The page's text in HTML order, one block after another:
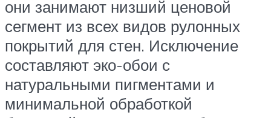
они занимают низший ценовой
сегмент из всех видов рулонных
покрытий для стен. Исключение
составляют эко-обои с
натуральными пигментами и
минимальной обработкой